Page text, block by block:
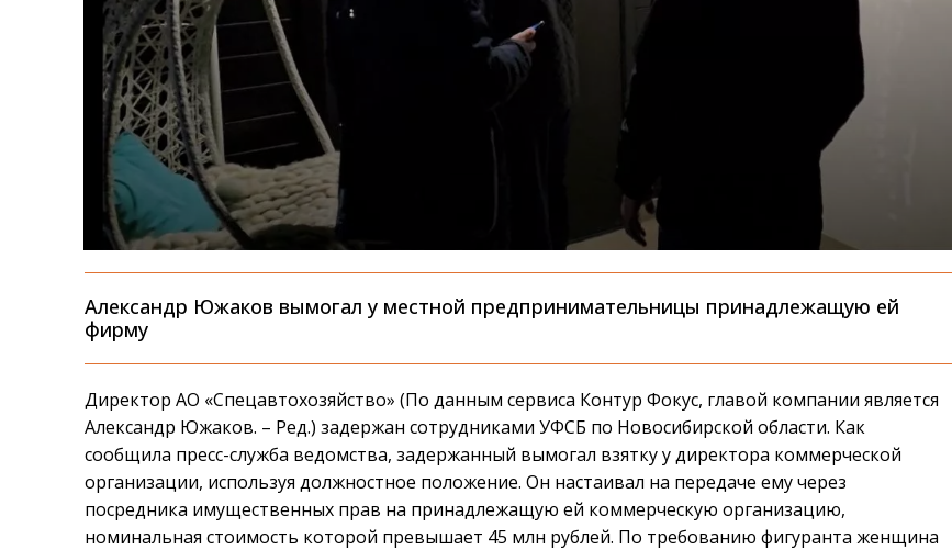
Александр Южаков вымогал у местной предпринимательницы принадлежащую ей
фирму
Директор АО «Спецавтохозяйство» (По данным сервиса Контур Фокус, главой компании является
Александр Южаков. – Ред.) задержан сотрудниками УФСБ по Новосибирской области. Как
сообщила пресс-служба ведомства, задержанный вымогал взятку у директора коммерческой
организации, используя должностное положение. Он настаивал на передаче ему через
посредника имущественных прав на принадлежащую ей коммерческую организацию,
номинальная стоимость которой превышает 45 млн рублей. По требованию фигуранта женщина